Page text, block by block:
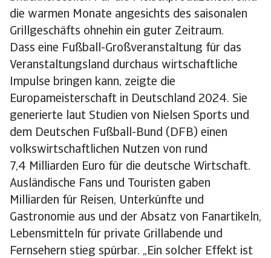
die warmen Monate angesichts des saisonalen
Grillgeschäfts ohnehin ein guter Zeitraum.
Dass eine Fußball-Großveranstaltung für das
Veranstaltungsland durchaus wirtschaftliche
Impulse bringen kann, zeigte die
Europameisterschaft in Deutschland 2024. Sie
generierte laut Studien von Nielsen Sports und
dem Deutschen Fußball-Bund (DFB) einen
volkswirtschaftlichen Nutzen von rund
7,4 Milliarden Euro für die deutsche Wirtschaft.
Ausländische Fans und Touristen gaben
Milliarden für Reisen, Unterkünfte und
Gastronomie aus und der Absatz von Fanartikeln,
Lebensmitteln für private Grillabende und
Fernsehern stieg spürbar. „Ein solcher Effekt ist